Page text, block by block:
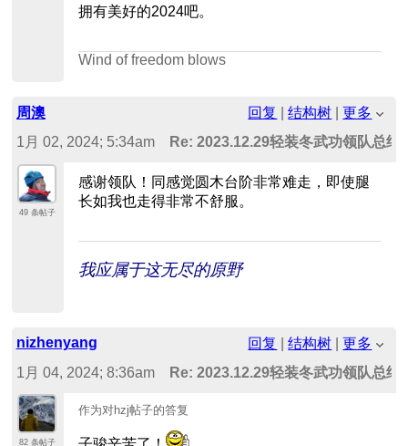
拥有美好的2024吧。
Wind of freedom blows
周澳 回复 |结构树 |更多
1月 02, 2024; 5:34am
Re: 2023.12.29轻装冬武功领队总
49 条帖子
感谢领队！同感觉圆木台阶非常难走，即使腿
长如我也走得非常不舒服。
我应属于这无尽的原野
nizhenyang 回复 |结构树 |更多
1月 04, 2024; 8:36am
Re: 2023.12.29轻装冬武功领队总
82 条帖子
作为对hzj帖子的答复